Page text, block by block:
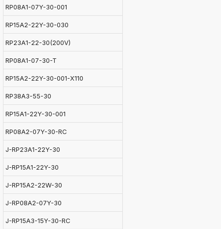
RP08A1-07Y-30-001
RP15A2-22Y-30-030
RP23A1-22-30(200V)
RP08A1-07-30-T
RP15A2-22Y-30-001-X110
RP38A3-55-30
RP15A1-22Y-30-001
RP08A2-07Y-30-RC
J-RP23A1-22Y-30
J-RP15A1-22Y-30
J-RP15A2-22W-30
J-RP08A2-07Y-30
J-RP15A3-15Y-30-RC